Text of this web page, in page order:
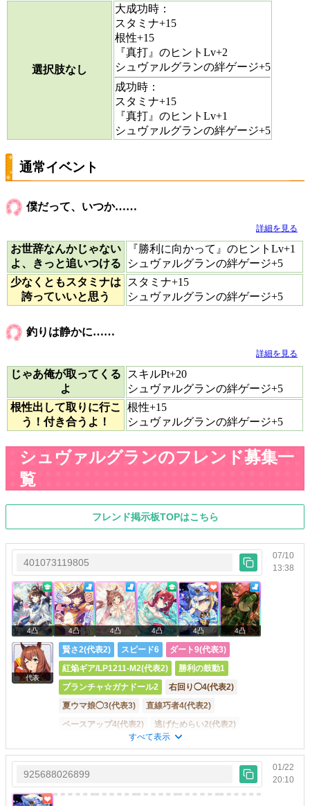
選択肢なし
大成功時：
スタミナ+15
根性+15
『真打』のヒントLv+2
シュヴァルグランの絆ゲージ+5
成功時：
スタミナ+15
『真打』のヒントLv+1
シュヴァルグランの絆ゲージ+5
通常イベント
僕だって、いつか……
詳細を見る
お世辞なんかじゃない
よ、きっと追いつける
『勝利に向かって』のヒントLv+1
シュヴァルグランの絆ゲージ+5
少なくともスタミナは
誇っていいと思う
スタミナ+15
シュヴァルグランの絆ゲージ+5
釣りは静かに……
詳細を見る
じゃあ俺が取ってくる
よ
スキルPt+20
シュヴァルグランの絆ゲージ+5
根性出して取りに行こ
う！付き合うよ！
根性+15
シュヴァルグランの絆ゲージ+5
シュヴァルグランのフレンド募集一
覧
フレンド掲示板TOPはこちら
401073119805
07/10
13:38
4凸 4凸 4凸 4凸 4凸 4凸
代表
賢さ2(代表2) スピード6
ダート9(代表3)
紅焔ギア/LP1211-M2(代表2)
勝利の鼓動1
プランチャ☆ガナドール2
右回り◯4(代表2)
夏ウマ娘◯3(代表3)
直線巧者4(代表2)
ペースアップ4(代表2)
逃げためらい2(代表2)
明るい兆し2(代表2)
踏み込み上手1(代表1)
コーナー巧者◯2
栄養補給3
しとやかな足取り2
地の加護2
差し切り体勢2
すべて表示
925688026899
01/22
20:10